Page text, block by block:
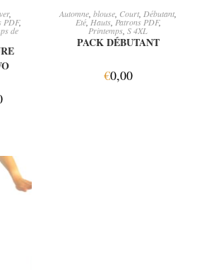
,
PDF,
de
AJOUTER AU PANIER
Automne blouse Court Débutant
Eté,Hauts, Patrons PDF,
Printemps S 4XL
PACK DÉBUTANT
€0,00